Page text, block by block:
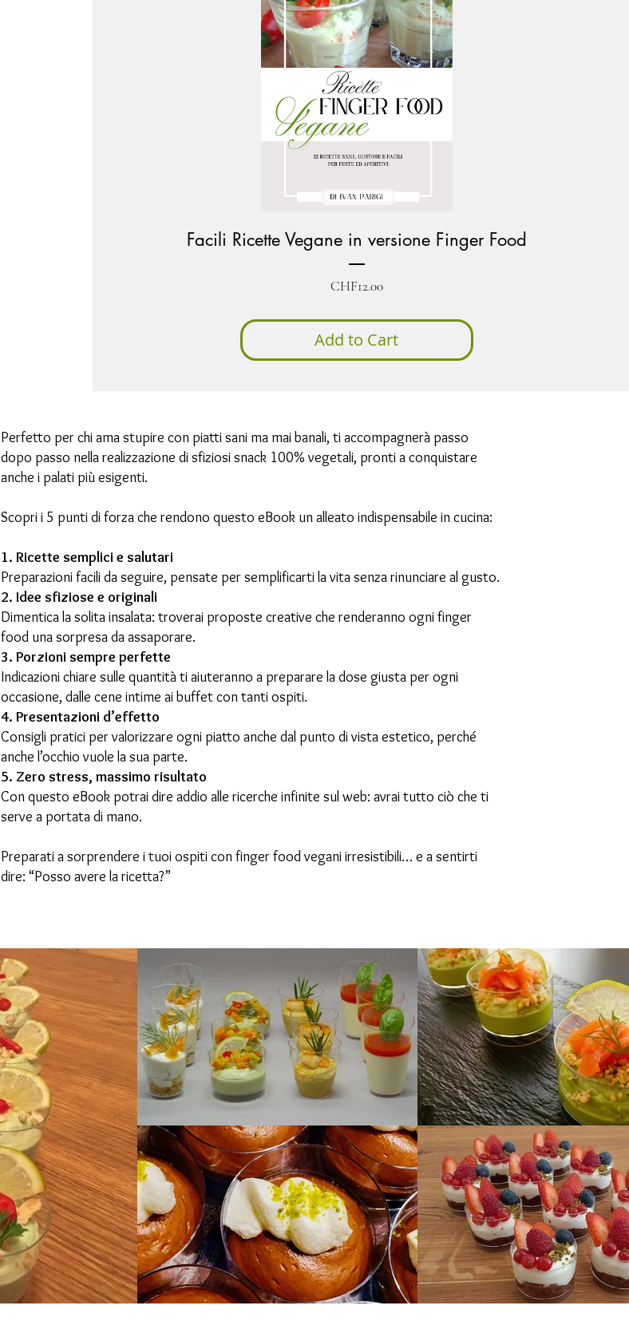
Facili Ricette Vegane in versione Finger Food
CHF12.00Price
Add to Cart
Perfetto per chi ama stupire con piatti sani ma mai banali, ti accompagnerà passo
dopo passo nella realizzazione di sfiziosi snack 100% vegetali, pronti a conquistare
anche i palati più esigenti.
Scopri i 5 punti di forza che rendono questo eBook un alleato indispensabile in cucina:
1. Ricette semplici e salutari
Preparazioni facili da seguire, pensate per semplificarti la vita senza rinunciare al gusto.
2. Idee sfiziose e originali
Dimentica la solita insalata: troverai proposte creative che renderanno ogni finger
food una sorpresa da assaporare.
3. Porzioni sempre perfette
Indicazioni chiare sulle quantità ti aiuteranno a preparare la dose giusta per ogni
occasione, dalle cene intime ai buffet con tanti ospiti.
4. Presentazioni d’effetto
Consigli pratici per valorizzare ogni piatto anche dal punto di vista estetico, perché
anche l’occhio vuole la sua parte.
5. Zero stress, massimo risultato
Con questo eBook potrai dire addio alle ricerche infinite sul web: avrai tutto ciò che ti
serve a portata di mano.
Preparati a sorprendere i tuoi ospiti con finger food vegani irresistibili… e a sentirti
dire: “Posso avere la ricetta?”